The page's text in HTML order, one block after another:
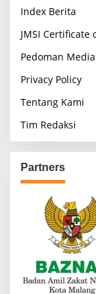
Index Berita
JMSI Certificate
Pedoman
Privacy Policy
Tentang Kami
Tim Redaksi
Partners